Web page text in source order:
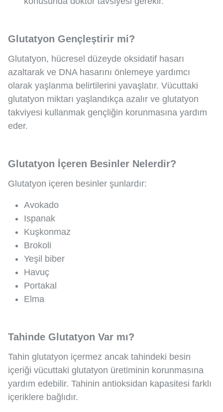
Glutatyon Gençleştirir mi?
Glutatyon, hücresel düzeyde oksidatif hasarı
azaltarak ve DNA hasarını önlemeye yardımcı
olarak yaşlanma belirtilerini yavaşlatır. Vücuttaki
glutatyon miktarı yaşlandıkça azalır ve glutatyon
takviyesi kullanmak gençliğin korunmasına yardım
eder.
Glutatyon İçeren Besinler Nelerdir?
Glutatyon içeren besinler şunlardır:
Avokado
Ispanak
Kuşkonmaz
Brokoli
Yeşil biber
Havuç
Portakal
Elma
Tahinde Glutatyon Var mı?
Tahin glutatyon içermez ancak tahindeki besin
içeriği vücuttaki glutatyon üretiminin korunmasına
yardım edebilir. Tahinin antioksidan kapasitesi farklı
içeriklere bağlıdır.